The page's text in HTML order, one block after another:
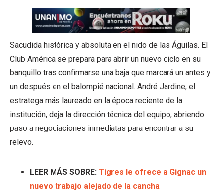
Sacudida histórica y absoluta en el nido de las Águilas. El
Club América se prepara para abrir un nuevo ciclo en su
banquillo tras confirmarse una baja que marcará un antes y
un después en el balompié nacional. André Jardine, el
estratega más laureado en la época reciente de la
institución, deja la dirección técnica del equipo, abriendo
paso a negociaciones inmediatas para encontrar a su
relevo.
LEER MÁS SOBRE: Tigres le ofrece a Gignac un
nuevo trabajo alejado de la cancha